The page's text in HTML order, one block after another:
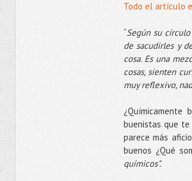
Todo el artículo
“Según su
de sacudirles y
cosa. Es una
cosas, sienten
muy reflexivo,
¿Químicamente
buenistas que te
parece más
buenos ¿Qué
químicos".